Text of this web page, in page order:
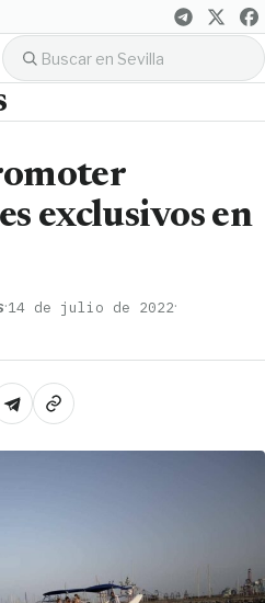
exclusivos en
·14 de julio de 2022·